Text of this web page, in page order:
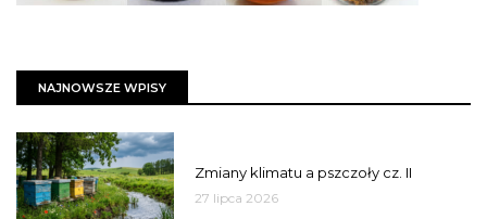
NAJNOWSZE WPISY
Zmiany klimatu a pszczoły cz. II
27 lipca 2026